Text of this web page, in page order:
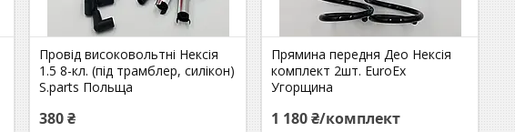
Провід високовольтні Нексія
1.5 8-кл. (під трамблер, силікон)
S.parts Польща
380 ₴
Прямина передня Део Нексія
комплект 2шт. EuroEx
Угорщина
1 180 ₴/комплект